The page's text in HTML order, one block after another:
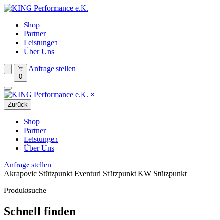
Shop
Partner
Leistungen
Über Uns
0
Anfrage stellen
×
Zurück
Shop
Partner
Leistungen
Über Uns
Anfrage stellen
Akrapovic Stützpunkt Eventuri Stützpunkt KW Stützpunkt
Produktsuche
Schnell finden